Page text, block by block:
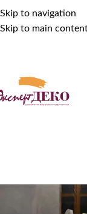
Skip to navigation
Skip to main